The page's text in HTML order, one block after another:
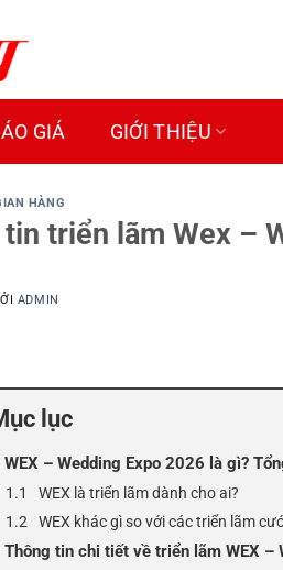
GIÁ GIỚI THIỆU
HÀNG
triển lãm Wex –
ADMIN
lục
WEX – Wedding Expo 2026 là gì?
WEX là triển lãm dành cho ai?
WEX khác gì so với các triển lãm
Thông tin chi tiết về triển lãm WEX –